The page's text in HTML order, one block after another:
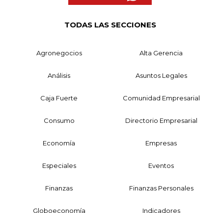
TODAS LAS SECCIONES
Agronegocios Alta Gerencia
Análisis Asuntos Legales
Caja Fuerte Comunidad Empresarial
Consumo Directorio Empresarial
Economía Empresas
Especiales Eventos
Finanzas Finanzas Personales
Globoeconomía Indicadores